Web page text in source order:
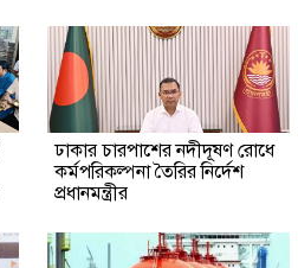
ঢাকার চারপাশের নদীদূষণ রোধে
কর্মপরিকল্পনা তৈরির নির্দেশ
প্রধানমন্ত্রীর